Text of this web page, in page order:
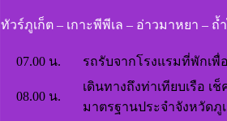
ทัวร์ภูเก็ต – เกาะพีพีเล – อ่าวมาหยา –
07.00 น. รถรับจากโรงแรมที่พักเพื่
08.00 น.
เดินทางถึงท่าเทียบเรือ เ
มาตรฐานประจำจังหวัดภู